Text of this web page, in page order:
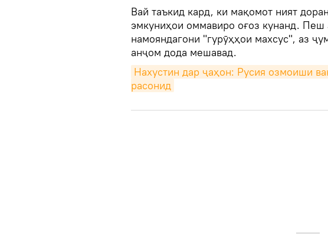
Вай таъкид кард, ки мақомот ният
эмкуниҳои оммавиро оғоз кунанд. Пеш
намояндагони "гурӯҳҳои махсус", аз
анҷом дода мешавад.
Нахустин дар ҷаҳон: Русия озмоиши
расонид